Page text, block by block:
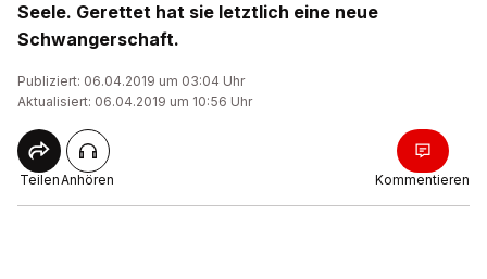
Seele. Gerettet hat sie letztlich eine neue
Schwangerschaft.
Publiziert: 06.04.2019 um 03:04 Uhr
Aktualisiert: 06.04.2019 um 10:56 Uhr
TeilenAnhören Kommentieren